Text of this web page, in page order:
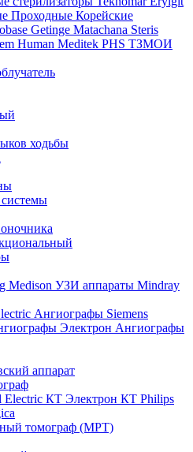
Проходные Корейские
Getinge Matachana Steris
Human Meditek PHS ТЗМОИ
ходьбы
Medison УЗИ аппараты Mindray
Ангиографы Siemens
Электрон Ангиографы
аппарат
Electric КТ Электрон КТ Philips
томограф (МРТ)